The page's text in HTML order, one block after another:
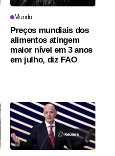
Mundo
Preços mundiais dos
alimentos atingem
maior nível em 3 anos
em julho, diz FAO